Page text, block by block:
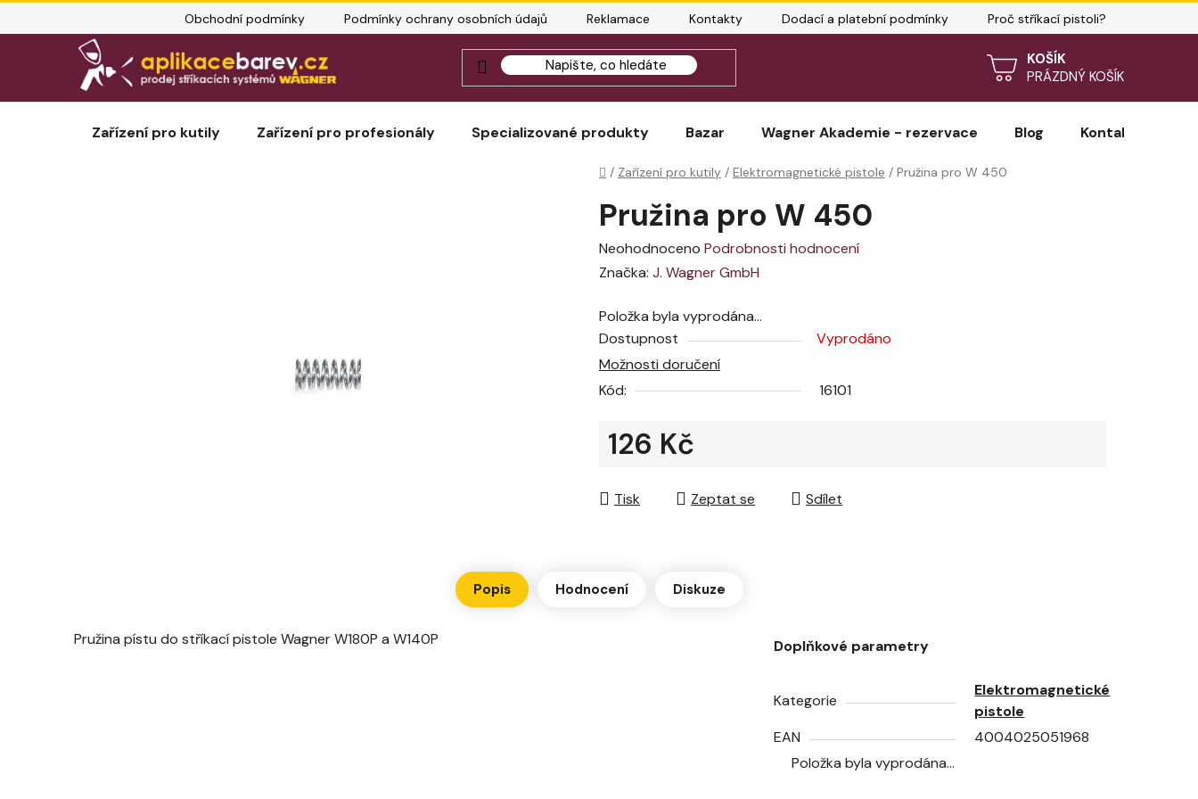
Přejít
Obchodní podmínky Podmínky ochrany osobních údajů Reklamace Kontakty Dodací a platební podmínky
Proč stříkací pistoli?
NÁKUPNÍPRÁZDNÝ KOŠÍK
Zařízení pro kutily Zařízení pro profesionály Specializované produkty Bazar Wagner Akademie - rezervace Blog Kontakty
Domů
/ Zařízení pro kutily / Elektromagnetické pistole / Pružina pro W 450
Pružina pro W 450
Průměrné
hodnocení
je
0,0
z
5
Neohodnoceno Podrobnosti hodnocení
Značka: J. Wagner GmbH
Položka byla vyprodána…
Dostupnost
Vyprodáno
Možnosti doručení
Kód:
16101
126 Kč
Tisk
Zeptat se Sdílet
Popis Hodnocení Diskuze
Pružina pístu do stříkací pistole Wagner W180P a W140P Doplňkové parametry
Kategorie
Elektromagnetické
pistole
EAN
4004025051968
Položka byla vyprodána…